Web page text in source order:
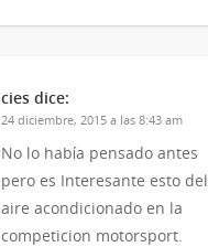
cies dice:
24 diciembre, 2015 a las 8:43 am
No lo había pensado antes
pero es Interesante esto del
aire acondicionado en la
competicion motorsport.